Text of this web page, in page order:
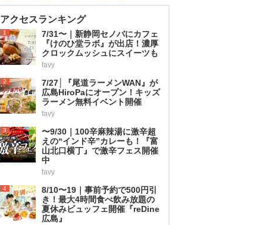
アクセスランキング
1
7/31〜｜新静岡セノバにカフェ
『けのひ堂ラボ』が出店！濃厚
クロックムッシュにスイーツも
favy
2
7/27│『尾道ラーメンWAN』が
広島HiroPaにオープン！キッズ
ラーメン無料イベント開催
favy
3
〜9/30｜100辛麻辣湯に激辛超
えの“インド辛”カレーも！『富
山北口横丁』で激辛フェス開催
中
favy
4
8/10〜19｜事前予約で500円引
き！最大4時間食べ飲み放題の
夏休みビュッフェ開催『reDine
広島』